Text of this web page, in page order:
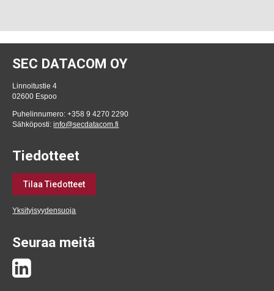
SEC DATACOM OY
Linnoitustie 4
02600 Espoo
Puhelinnumero: +358 9 4270 2290
Sähköposti:info@secdatacom.fi
Tiedotteet
Tilaa Tiedotteet
Yksityisyydensuoja
Seuraa meitä